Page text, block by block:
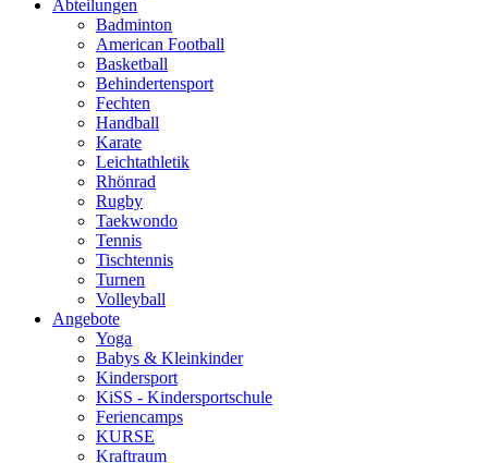
Abteilungen
Badminton
American Football
Basketball
Behindertensport
Fechten
Handball
Karate
Leichtathletik
Rhönrad
Rugby
Taekwondo
Tennis
Tischtennis
Turnen
Volleyball
Angebote
Yoga
Babys & Kleinkinder
Kindersport
KiSS - Kindersportschule
Feriencamps
KURSE
Kraftraum